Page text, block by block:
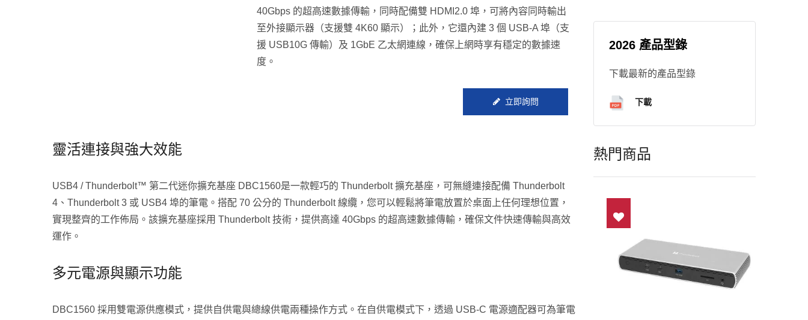
40Gbps 的超高速數據傳輸，同時配備雙 HDMI2.0 埠，可將內容同時輸出
至外接顯示器（支援雙 4K60 顯示）；此外，它還內建 3 個 USB-A 埠（支
援 USB10G 傳輸）及 1GbE 乙太網連線，確保上網時享有穩定的數據速
度。
立即詢問
靈活連接與強大效能
USB4 / Thunderbolt™ 第二代迷你擴充基座 DBC1560是一款輕巧的 Thunderbolt 擴充基座，可無縫連接配備 Thunderbolt
4、Thunderbolt 3 或 USB4 埠的筆電。搭配 70 公分的 Thunderbolt 線纜，您可以輕鬆將筆電放置於桌面上任何理想位置，
實現整齊的工作佈局。該擴充基座採用 Thunderbolt 技術，提供高達 40Gbps 的超高速數據傳輸，確保文件快速傳輸與高效
運作。
多元電源與顯示功能
DBC1560 採用雙電源供應模式，提供自供電與總線供電兩種操作方式。在自供電模式下，透過 USB-C 電源適配器可為筆電
2026 產品型錄
下載最新的產品型錄
下載
熱門商品